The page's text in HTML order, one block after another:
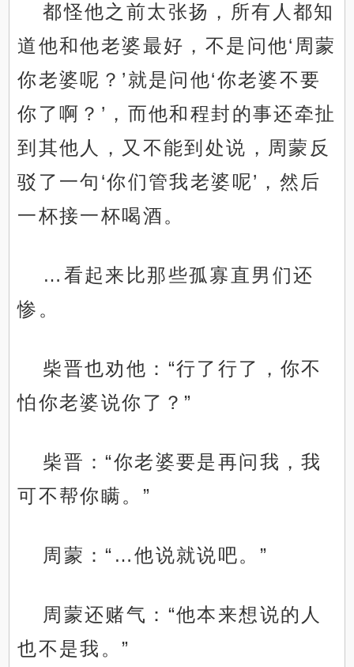
都怪他之前太张扬，所有人都知
道他和他老婆最好，不是问他‘周蒙
你老婆呢？’就是问他‘你老婆不要
你了啊？’，而他和程封的事还牵扯
到其他人，又不能到处说，周蒙反
驳了一句‘你们管我老婆呢’，然后
一杯接一杯喝酒。
…看起来比那些孤寡直男们还
惨。
柴晋也劝他：“行了行了，你不
怕你老婆说你了？”
柴晋：“你老婆要是再问我，我
可不帮你瞒。”
周蒙：“…他说就说吧。”
周蒙还赌气：“他本来想说的人
也不是我。”